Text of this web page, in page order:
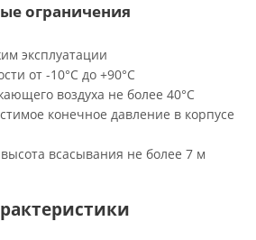
ограничения
эксплуатации
от -10°C до +90°C
воздуха не более 40°C
конечное давление в корпусе
всасывания не более 7 м